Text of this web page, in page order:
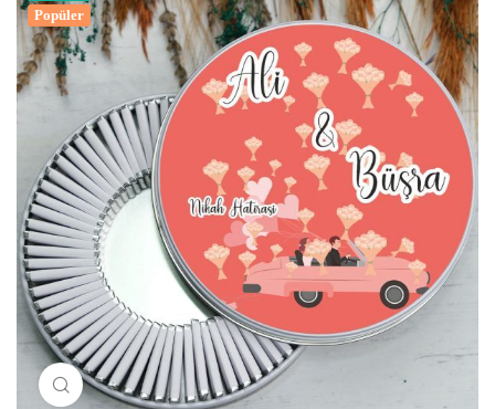
Popüler
Resimi büyütmek için tıklayın